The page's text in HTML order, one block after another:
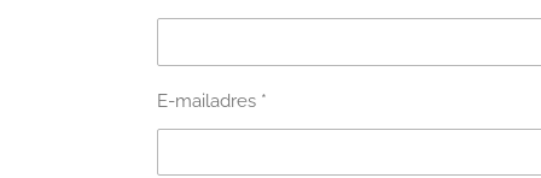
E-mailadres *